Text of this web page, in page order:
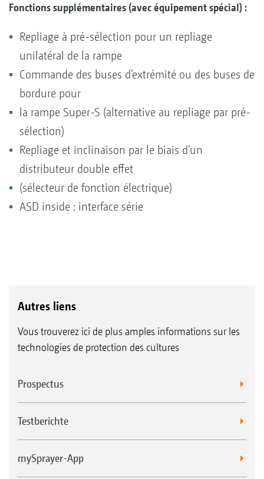
Fonctions supplémentaires (avec équipement spécial) :
Repliage à pré-sélection pour un repliage
unilatéral de la rampe
Commande des buses d’extrémité ou des buses de
bordure pour
la rampe Super-S (alternative au repliage par pré-
sélection)
Repliage et inclinaison par le biais d’un
distributeur double effet
(sélecteur de fonction électrique)
ASD inside : interface série
Autres liens
Vous trouverez ici de plus amples informations sur les
technologies de protection des cultures
Prospectus
Testberichte
mySprayer-App